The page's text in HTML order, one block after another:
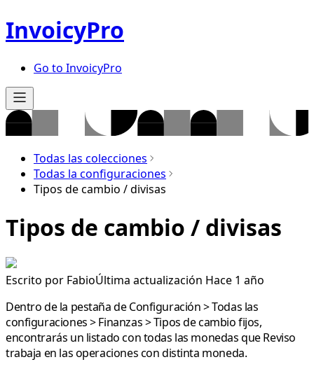
InvoicyPro
Go to InvoicyPro
Todas las colecciones
Todas la configuraciones
Tipos de cambio / divisas
Tipos de cambio / divisas
Escrito por FabioÚltima actualización Hace 1 año
Dentro de la pestaña deConfiguración > Todas las
configuraciones > Finanzas > Tipos de cambio fijos,
encontrarás un listado con todas las monedas que Reviso
trabaja en las operaciones con distinta moneda.